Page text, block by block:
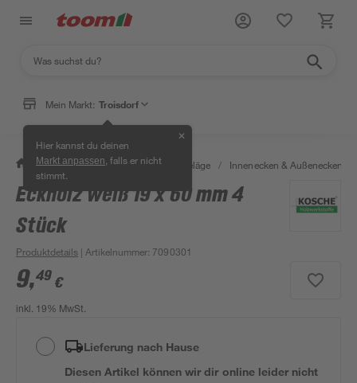
Mein Markt: Troisdorf
Hier kannst du deinen
Markt anpassen , falls er nicht
stimmt.
✕
/ Bauen & Renovieren / Bodenbeläge / Innenecken & Außenecken
Eckholz weiß 19 x 60 mm 4
Stück
Produktdetails | Artikelnummer: 7090301
9,49 €
inkl. 19% MwSt.
Lieferung nach Hause
Diesen Artikel können wir dir online leider nicht